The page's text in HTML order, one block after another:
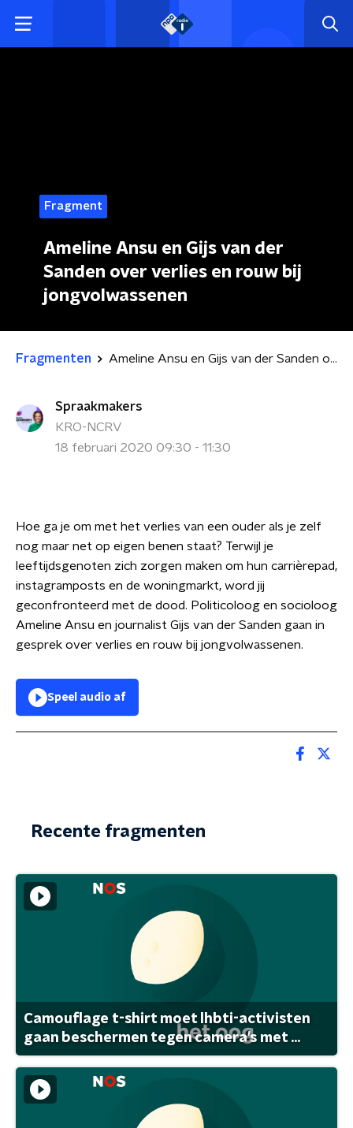
Fragment
Ameline Ansu en Gijs van der
Sanden over verlies en rouw bij
jongvolwassenen
Fragmenten Ameline Ansu en Gijs van der Sanden over verlies en rouw bij jongvolwassenen
Spraakmakers
KRO-NCRV
18 februari 2020 09:30 - 11:30
Hoe ga je om met het verlies van een ouder als je zelf
nog maar net op eigen benen staat? Terwijl je
leeftijdsgenoten zich zorgen maken om hun carrièrepad,
instagramposts en de woningmarkt, word jij
geconfronteerd met de dood. Politicoloog en socioloog
Ameline Ansu en journalist Gijs van der Sanden gaan in
gesprek over verlies en rouw bij jongvolwassenen.
Speel audio af
Recente fragmenten
Camouflage t-shirt moet lhbti-activisten
gaan beschermen tegen camera's met ...